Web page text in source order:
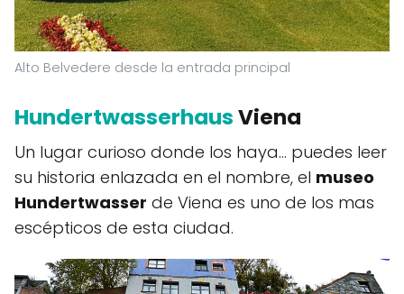
Alto Belvedere desde la entrada principal
HundertwasserhausViena
Un lugar curioso donde los haya... puedes leer
su historia enlazada en el nombre, el museo
Hundertwasser de Viena es uno de los mas
escépticos de esta ciudad.